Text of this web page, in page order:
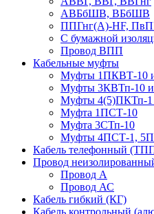
АВБбШВ, ВБбШВ
ППГнг(А)-HF,
С бумажной
Провод ВПП
Кабельные муфты
Муфты 1ПКВТ-10
Муфты 3КВТп-10
Муфты 4(5)ПКТп-1
Муфта 1ПСТ-10
Муфта 3СТп-10
Муфты 4ПСТ-1,
Кабель телефонный
Провод
Провод А
Провод АС
Кабель гибкий (КГ)